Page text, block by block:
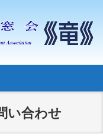
い合わせ